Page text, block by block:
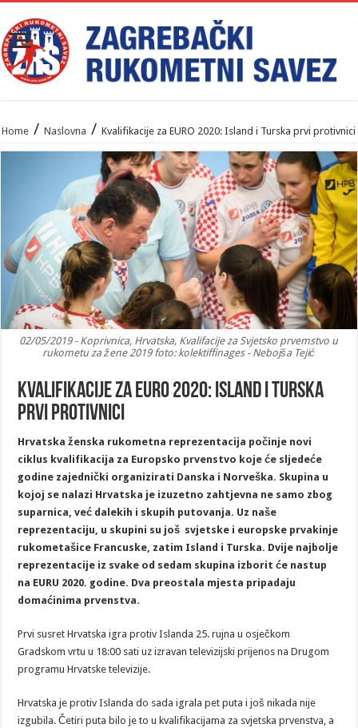
Home / Naslovna / Kvalifikacije za EURO 2020: Island i Turska prvi protivnici
02/05/2019 - Koprivnica, Hrvatska, Kvalifacije za Svjetsko prvemstvo u
rukometu za žene 2019 foto: kolektiffinages - Nebojša Tejić
Kvalifikacije za EURO 2020: Island i Turska
prvi protivnici
Hrvatska ženska rukometna reprezentacija počinje novi
ciklus kvalifikacija za Europsko prvenstvo koje će sljedeće
godine zajednički organizirati Danska i Norveška. Skupina u
kojoj se nalazi Hrvatska je izuzetno zahtjevna ne samo zbog
suparnica, već dalekih i skupih putovanja. Uz naše
reprezentaciju, u skupini su još svjetske i europske prvakinje
rukometašice Francuske, zatim Island i Turska. Dvije najbolje
reprezentacije iz svake od sedam skupina izborit će nastup
na EURU 2020. godine. Dva preostala mjesta pripadaju
domaćinima prvenstva.
Prvi susret Hrvatska igra protiv Islanda 25. rujna u osječkom
Gradskom vrtu u 18:00 sati uz izravan televizijski prijenos na Drugom
programu Hrvatske televizije.
Hrvatska je protiv Islanda do sada igrala pet puta i još nikada nije
izgubila. Četiri puta bilo je to u kvalifikacijama za svjetska prvenstva, a